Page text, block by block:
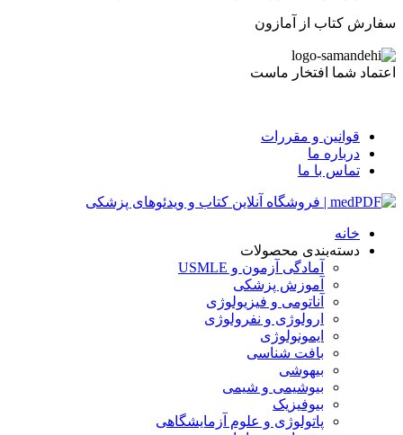
سفارش کتاب از آمازون
اعتماد شما افتخار ماست
قوانین و مقررات
درباره ما
تماس با ما
خانه
دسته‌بندی محصولات
آمادگی آزمون و USMLE
آموزش پزشکی
آناتومی و فیزیولوژی
ارولوژی و نفرولوژی
ایمونولوژی
بافت شناسی
بیهوشی
بیوشیمی و شیمی
بیوفیزیک
پاتولوژی و علوم آزمایشگاهی